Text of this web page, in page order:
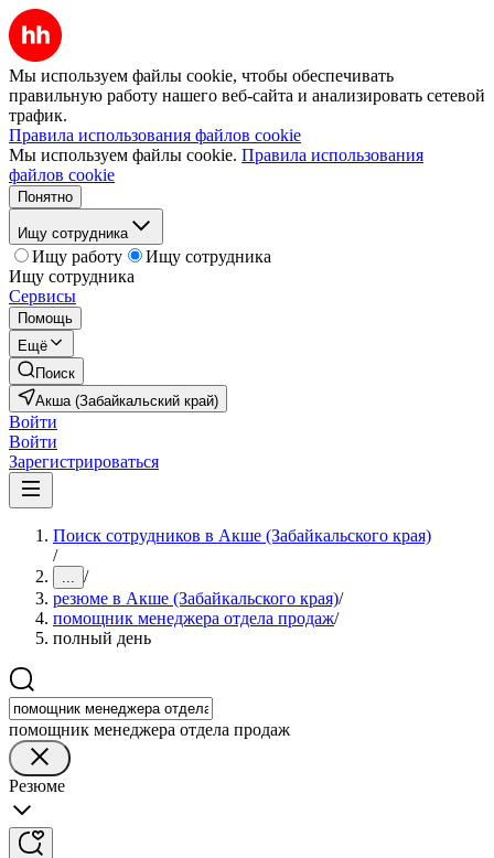
Мы используем файлы cookie, чтобы обеспечивать
правильную работу нашего веб-сайта и анализировать сетевой
трафик.
Правила использования файлов cookie
Мы используем файлы cookie. Правила использования
файлов cookie
Понятно
Ищу сотрудника
Ищу работу
Ищу сотрудника
Ищу сотрудника
Сервисы
Помощь
Ещё
Поиск
Акша (Забайкальский край)
Войти
Войти
Зарегистрироваться
Поиск сотрудников в Акше (Забайкальского края)
/
... /
резюме в Акше (Забайкальского края)/
помощник менеджера отдела продаж/
полный день
помощник менеджера отдела продаж
Резюме